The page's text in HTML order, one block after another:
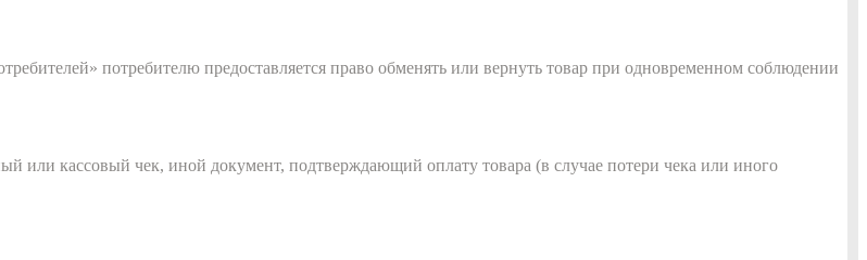
потребителю предоставляется право обменять или вернуть товар при одновременном соблюдении
или кассовый чек, иной документ, подтверждающий оплату товара (в случае потери чека или иного